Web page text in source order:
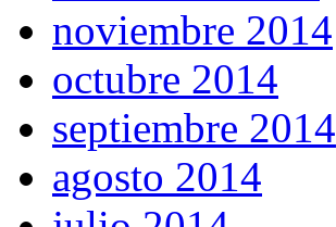
noviembre 2014
octubre 2014
septiembre 2014
agosto 2014